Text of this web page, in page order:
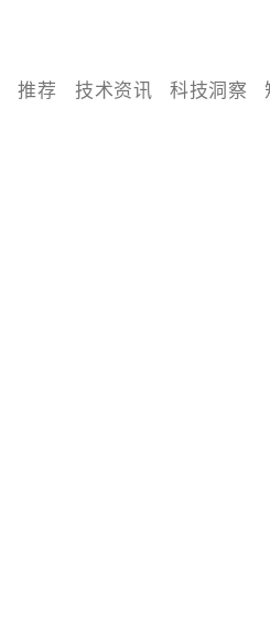
科技互联网,科
察,量子,计算,AI,
推荐 技术资讯 科技洞察